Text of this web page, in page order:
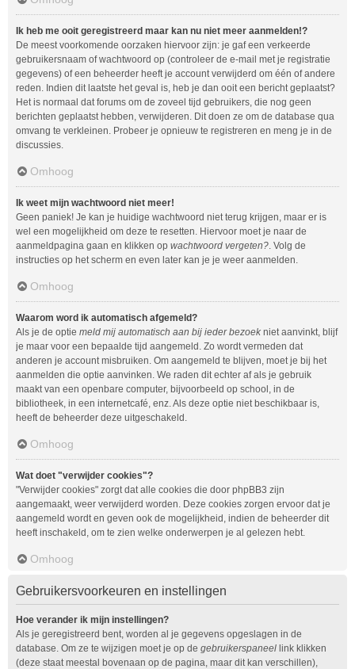
Ik heb me ooit geregistreerd maar kan nu niet meer aanmelden!?
De meest voorkomende oorzaken hiervoor zijn: je gaf een verkeerde
gebruikersnaam of wachtwoord op (controleer de e-mail met je registratie
gegevens) of een beheerder heeft je account verwijderd om één of andere
reden. Indien dit laatste het geval is, heb je dan ooit een bericht geplaatst?
Het is normaal dat forums om de zoveel tijd gebruikers, die nog geen
berichten geplaatst hebben, verwijderen. Dit doen ze om de database qua
omvang te verkleinen. Probeer je opnieuw te registreren en meng je in de
discussies.
Omhoog
Ik weet mijn wachtwoord niet meer!
Geen paniek! Je kan je huidige wachtwoord niet terug krijgen, maar er is
wel een mogelijkheid om deze te resetten. Hiervoor moet je naar de
aanmeldpagina gaan en klikken op wachtwoord vergeten?. Volg de
instructies op het scherm en even later kan je je weer aanmelden.
Omhoog
Waarom word ik automatisch afgemeld?
Als je de optie meld mij automatisch aan bij ieder bezoek niet aanvinkt, blijf
je maar voor een bepaalde tijd aangemeld. Zo wordt vermeden dat
anderen je account misbruiken. Om aangemeld te blijven, moet je bij het
aanmelden die optie aanvinken. We raden dit echter af als je gebruik
maakt van een openbare computer, bijvoorbeeld op school, in de
bibliotheek, in een internetcafé, enz. Als deze optie niet beschikbaar is,
heeft de beheerder deze uitgeschakeld.
Omhoog
Wat doet "verwijder cookies"?
"Verwijder cookies" zorgt dat alle cookies die door phpBB3 zijn
aangemaakt, weer verwijderd worden. Deze cookies zorgen ervoor dat je
aangemeld wordt en geven ook de mogelijkheid, indien de beheerder dit
heeft inschakeld, om te zien welke onderwerpen je al gelezen hebt.
Omhoog
Gebruikersvoorkeuren en instellingen
Hoe verander ik mijn instellingen?
Als je geregistreerd bent, worden al je gegevens opgeslagen in de
database. Om ze te wijzigen moet je op de gebruikerspaneel link klikken
(deze staat meestal bovenaan op de pagina, maar dit kan verschillen),